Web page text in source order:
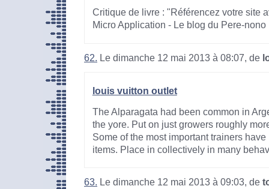
Critique de livre : "Référencez votre site
Micro Application - Le blog du Pere-nono
62. Le dimanche 12 mai 2013 à 08:07, de
louis vuitton outlet
The Alparagata had been common in
the yore. Put on just growers roughly
Some of the most important trainers
items. Place in collectively in many
63. Le dimanche 12 mai 2013 à 09:03, de